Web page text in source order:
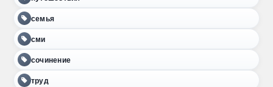
семья
сми
сочинение
труд